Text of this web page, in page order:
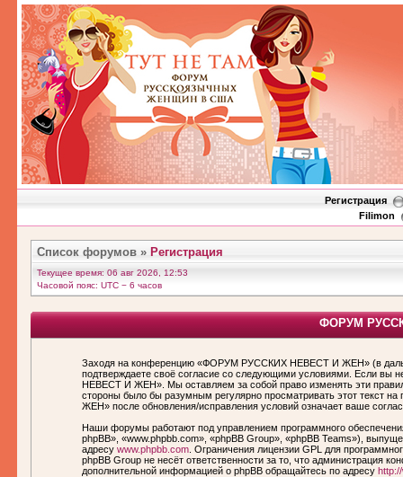
Регистрация
Filimon
Список форумов » Регистрация
Текущее время: 06 авг 2026, 12:53
Часовой пояс: UTC − 6 часов
ФОРУМ
Заходя на конференцию «ФОРУМ РУССКИХ НЕВЕСТ И ЖЕН» (в
подтверждаете своё согласие со следующими условиями. Если
НЕВЕСТ И ЖЕН». Мы оставляем за собой право изменять эти
стороны было бы разумным регулярно просматривать этот текст
ЖЕН» после обновления/исправления условий означает ваше
Наши форумы работают под управлением программного
phpBB», «www.phpbb.com», «phpBB Group», «phpBB Teams»),
адресу www.phpbb.com . Ограничения лицензии GPL для
phpBB Group не несёт ответственности за то, что администрация
дополнительной информацией о phpBB обращайтесь по адресу